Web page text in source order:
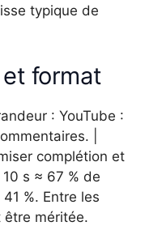
typique de
format
: YouTube :
|
complétion et
s ≈ 67 % de
%. Entre les
être méritée.